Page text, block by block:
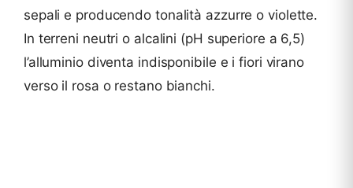
sepali e producendo tonalità azzurre o violette.
In terreni neutri o alcalini (pH superiore a 6,5)
l’alluminio diventa indisponibile e i fiori virano
verso il rosa o restano bianchi.